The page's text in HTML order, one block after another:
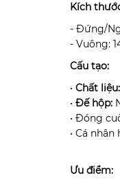
Kích
- Đứng/
- Vuông:
Cấu tạo:
• Chất liệu:
• Đế hộp:
• Đóng
• Cá
Ưu điểm: